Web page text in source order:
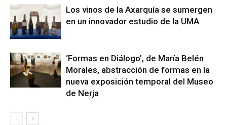
Los vinos de la Axarquía se sumergen
en un innovador estudio de la UMA
‘Formas en Diálogo’, de María Belén
Morales, abstracción de formas en la
nueva exposición temporal del Museo
de Nerja